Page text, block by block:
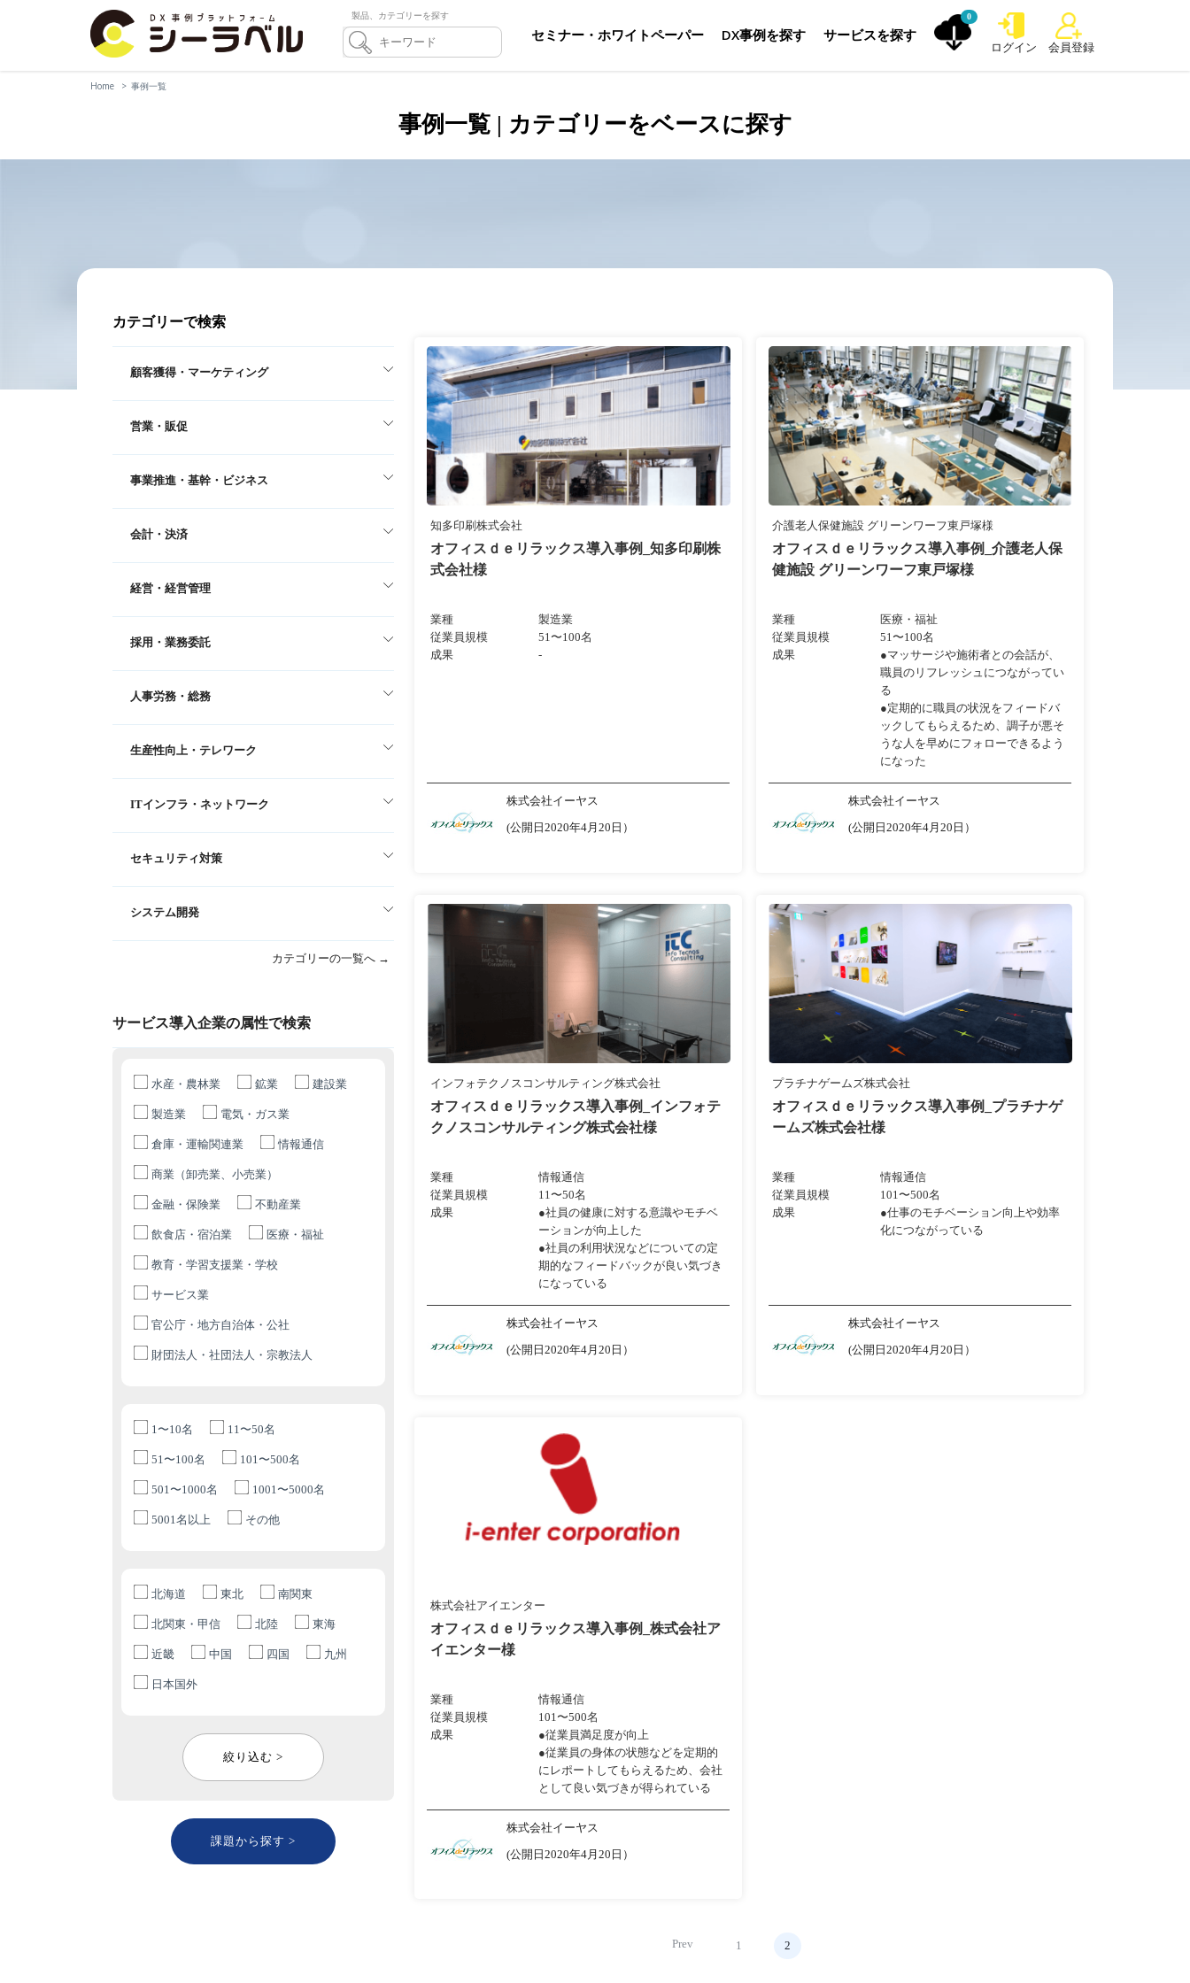
製品、カテゴリーを探す
セミナー・ホワイトペーパー DX事例を探す サービスを探す
0
ログイン 会員登録
Home 事例一覧
事例一覧 | カテゴリーをベースに探す
カテゴリーで検索
顧客獲得・マーケティング
営業・販促
事業推進・基幹・ビジネス
会計・決済
経営・経営管理
採用・業務委託
人事労務・総務
生産性向上・テレワーク
ITインフラ・ネットワーク
セキュリティ対策
システム開発
カテゴリーの一覧へ →
サービス導入企業の属性で検索
水産・農林業 鉱業 建設業
製造業 電気・ガス業
倉庫・運輸関連業 情報通信
商業（卸売業、小売業）
金融・保険業 不動産業
飲食店・宿泊業 医療・福祉
教育・学習支援業・学校
サービス業
官公庁・地方自治体・公社
財団法人・社団法人・宗教法人
1〜10名 11〜50名
51〜100名 101〜500名
501〜1000名 1001〜5000名
5001名以上 その他
北海道 東北 南関東
北関東・甲信 北陸 東海
近畿 中国 四国 九州
日本国外
絞り込む >
課題から探す >
知多印刷株式会社
オフィスｄｅリラックス導入事例_知多印刷株
式会社様
業種
製造業
従業員規模
51〜100名
成果
-
株式会社イーヤス
(公開日2020年4月20日）
介護老人保健施設 グリーンワーフ東戸塚様
オフィスｄｅリラックス導入事例_介護老人保
健施設 グリーンワーフ東戸塚様
業種
医療・福祉
従業員規模
51〜100名
成果
●マッサージや施術者との会話が、
職員のリフレッシュにつながってい
る
●定期的に職員の状況をフィードバ
ックしてもらえるため、調子が悪そ
うな人を早めにフォローできるよう
になった
株式会社イーヤス
(公開日2020年4月20日）
インフォテクノスコンサルティング株式会社
オフィスｄｅリラックス導入事例_インフォテ
クノスコンサルティング株式会社様
業種
情報通信
従業員規模
11〜50名
成果
●社員の健康に対する意識やモチベ
ーションが向上した
●社員の利用状況などについての定
期的なフィードバックが良い気づき
になっている
株式会社イーヤス
(公開日2020年4月20日）
プラチナゲームズ株式会社
オフィスｄｅリラックス導入事例_プラチナゲ
ームズ株式会社様
業種
情報通信
従業員規模
101〜500名
成果
●仕事のモチベーション向上や効率
化につながっている
株式会社イーヤス
(公開日2020年4月20日）
株式会社アイエンター
オフィスｄｅリラックス導入事例_株式会社ア
イエンター様
業種
情報通信
従業員規模
101〜500名
成果
●従業員満足度が向上
●従業員の身体の状態などを定期的
にレポートしてもらえるため、会社
として良い気づきが得られている
株式会社イーヤス
(公開日2020年4月20日）
Prev 1 2